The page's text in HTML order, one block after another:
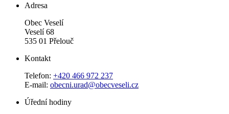
Adresa
Obec Veselí
Veselí 68
535 01 Přelouč
Kontakt
Telefon: +420 466 972 237
E-mail: obecni.urad@obecveseli.cz
Úřední hodiny